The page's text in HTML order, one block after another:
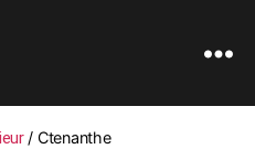
/ Ctenanthe